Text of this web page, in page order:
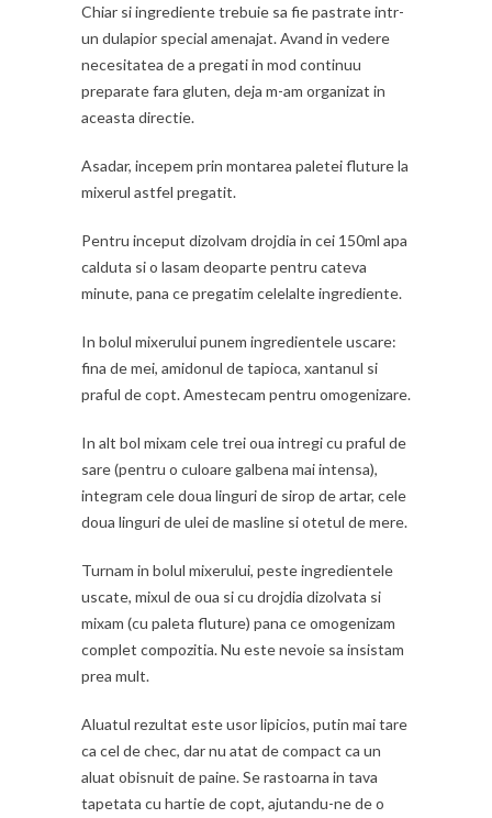
Chiar si ingrediente trebuie sa fie pastrate intr-
un dulapior special amenajat. Avand in vedere
necesitatea de a pregati in mod continuu
preparate fara gluten, deja m-am organizat in
aceasta directie.
Asadar, incepem prin montarea paletei fluture la
mixerul astfel pregatit.
Pentru inceput dizolvam drojdia in cei 150ml apa
calduta si o lasam deoparte pentru cateva
minute, pana ce pregatim celelalte ingrediente.
In bolul mixerului punem ingredientele uscare:
fina de mei, amidonul de tapioca, xantanul si
praful de copt. Amestecam pentru omogenizare.
In alt bol mixam cele trei oua intregi cu praful de
sare (pentru o culoare galbena mai intensa),
integram cele doua linguri de sirop de artar, cele
doua linguri de ulei de masline si otetul de mere.
Turnam in bolul mixerului, peste ingredientele
uscate, mixul de oua si cu drojdia dizolvata si
mixam (cu paleta fluture) pana ce omogenizam
complet compozitia. Nu este nevoie sa insistam
prea mult.
Aluatul rezultat este usor lipicios, putin mai tare
ca cel de chec, dar nu atat de compact ca un
aluat obisnuit de paine. Se rastoarna in tava
tapetata cu hartie de copt, ajutandu-ne de o